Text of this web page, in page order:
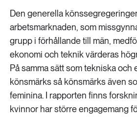
Den generella
arbetsmarknaden, som
grupp i förhållande till män,
ekonomi och teknik värderas
På samma sätt som tekniska och
könsmärks så könsmärks även
feminina. I rapporten finns
kvinnor har större engagemang